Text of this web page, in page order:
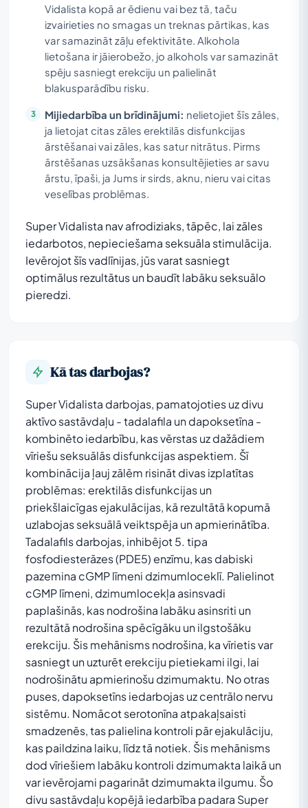
Vidalista kopā ar ēdienu vai bez tā, taču
izvairieties no smagas un treknas pārtikas, kas
var samazināt zāļu efektivitāte. Alkohola
lietošana ir jāierobežo, jo alkohols var samazināt
spēju sasniegt erekciju un palielināt
blakusparādību risku.
Mijiedarbība un brīdinājumi: nelietojiet šīs zāles,
ja lietojat citas zāles erektilās disfunkcijas
ārstēšanai vai zāles, kas satur nitrātus. Pirms
ārstēšanas uzsākšanas konsultējieties ar savu
ārstu, īpaši, ja Jums ir sirds, aknu, nieru vai citas
veselības problēmas.
Super Vidalista nav afrodiziaks, tāpēc, lai zāles
iedarbotos, nepieciešama seksuāla stimulācija.
Ievērojot šīs vadlīnijas, jūs varat sasniegt
optimālus rezultātus un baudīt labāku seksuālo
pieredzi.
Kā tas darbojas?
Super Vidalista darbojas, pamatojoties uz divu
aktīvo sastāvdaļu - tadalafila un dapoksetīna -
kombinēto iedarbību, kas vērstas uz dažādiem
vīriešu seksuālās disfunkcijas aspektiem. Šī
kombinācija ļauj zālēm risināt divas izplatītas
problēmas: erektilās disfunkcijas un
priekšlaicīgas ejakulācijas, kā rezultātā kopumā
uzlabojas seksuālā veiktspēja un apmierinātība.
Tadalafils darbojas, inhibējot 5. tipa
fosfodiesterāzes (PDE5) enzīmu, kas dabiski
pazemina cGMP līmeni dzimumloceklī. Palielinot
cGMP līmeni, dzimumlocekļa asinsvadi
paplašinās, kas nodrošina labāku asinsriti un
rezultātā nodrošina spēcīgāku un ilgstošāku
erekciju. Šis mehānisms nodrošina, ka vīrietis var
sasniegt un uzturēt erekciju pietiekami ilgi, lai
nodrošinātu apmierinošu dzimumaktu. No otras
puses, dapoksetīns iedarbojas uz centrālo nervu
sistēmu. Nomācot serotonīna atpakaļsaisti
smadzenēs, tas palielina kontroli pār ejakulāciju,
kas paildzina laiku, līdz tā notiek. Šis mehānisms
dod vīriešiem labāku kontroli dzimumakta laikā un
var ievērojami pagarināt dzimumakta ilgumu. Šo
divu sastāvdaļu kopējā iedarbība padara Super